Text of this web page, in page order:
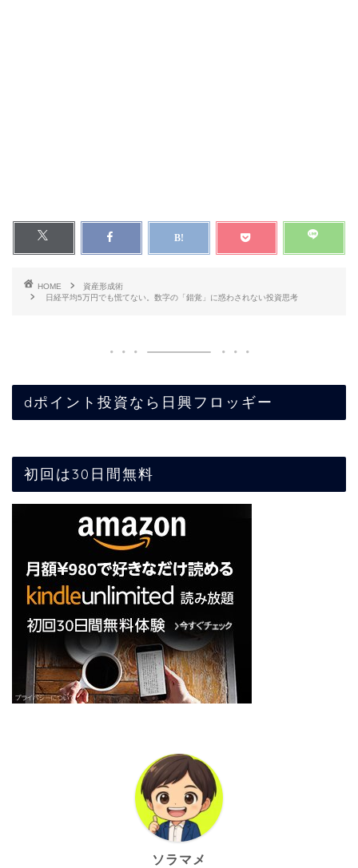
HOME
資産形成術
日経平均5万円でも慌てない。数字の「錯覚」に惑わされない投資思考
dポイント投資なら日興フロッギー
初回は30日間無料
ソラマメ